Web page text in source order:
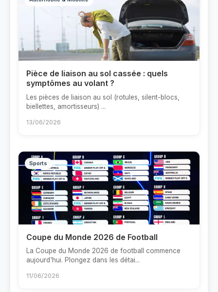
Pièce de liaison au sol cassée : quels
symptômes au volant ?
Les pièces de liaison au sol (rotules, silent-blocs,
biellettes, amortisseurs) ...
13/06/2026
Sports
Coupe du Monde 2026 de Football
La Coupe du Monde 2026 de football commence
aujourd'hui. Plongez dans les détai...
11/06/2026